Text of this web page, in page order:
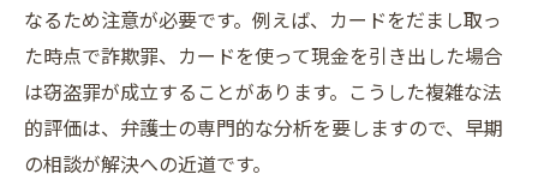
なるため注意が必要です。例えば、カードをだまし取っ
た時点で詐欺罪、カードを使って現金を引き出した場合
は窃盗罪が成立することがあります。こうした複雑な法
的評価は、弁護士の専門的な分析を要しますので、早期
の相談が解決への近道です。